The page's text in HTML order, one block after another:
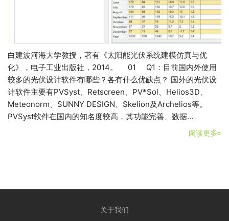
白建波河海大学教授，著有《太阳能光伏系统建模仿真与优
化》，电子工业出版社，2014。 01 Q1：目前国内外使用
较多的光伏设计软件有哪些？各有什么优缺点？ 国外的光伏设
计软件主要有PVSyst、Retscreen、PV*Sol、Helios3D、
Meteonorm、SUNNY DESIGN、Skelion及Archelios等。
PVSyst软件在国内的知名度较高，其功能完善、数据…
阅读更多»
关于我们